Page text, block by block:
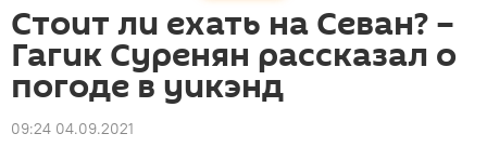
Стоит ли ехать на Севан? –
Гагик Суренян рассказал о
погоде в уикэнд
09:24 04.09.2021